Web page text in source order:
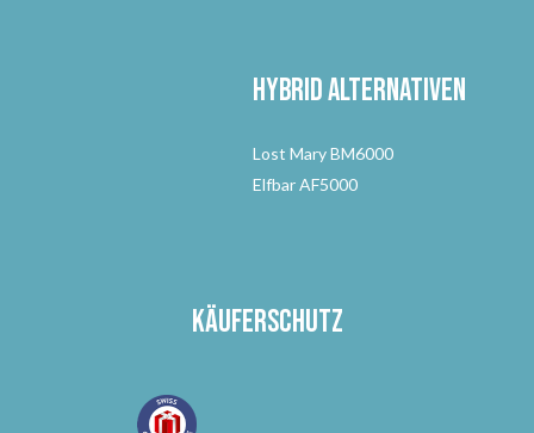
Hybrid Alternativen
Lost Mary BM6000
Elfbar AF5000
Käuferschutz